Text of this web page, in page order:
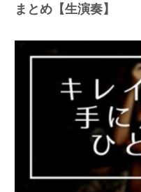
まとめ【生演奏】